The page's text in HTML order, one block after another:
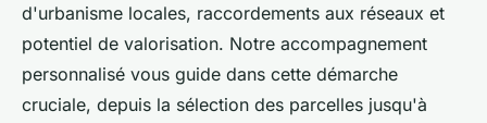
d'urbanisme locales, raccordements aux réseaux et
potentiel de valorisation. Notre accompagnement
personnalisé vous guide dans cette démarche
cruciale, depuis la sélection des parcelles jusqu'à